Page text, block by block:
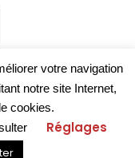
votre navigation
notre site Internet,
cookies.
Réglages